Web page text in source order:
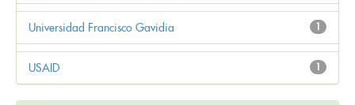
1
Universidad Francisco Gavidia
1
USAID